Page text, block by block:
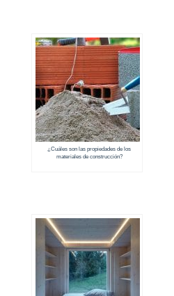
¿Cuáles son las propiedades de los
materiales de construcción?